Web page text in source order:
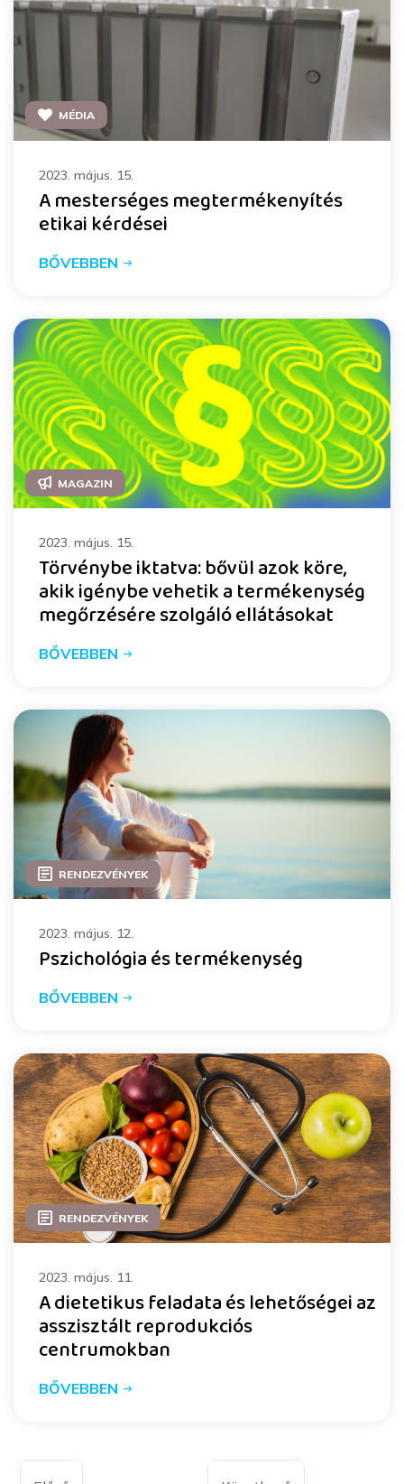
MÉDIA
2023. május. 15.
A mesterséges megtermékenyítés
etikai kérdései
BŐVEBBEN
MAGAZIN
2023. május. 15.
Törvénybe iktatva: bővül azok köre,
akik igénybe vehetik a termékenység
megőrzésére szolgáló ellátásokat
BŐVEBBEN
RENDEZVÉNYEK
2023. május. 12.
Pszichológia és termékenység
BŐVEBBEN
RENDEZVÉNYEK
2023. május. 11.
A dietetikus feladata és lehetőségei az
asszisztált reprodukciós
centrumokban
BŐVEBBEN